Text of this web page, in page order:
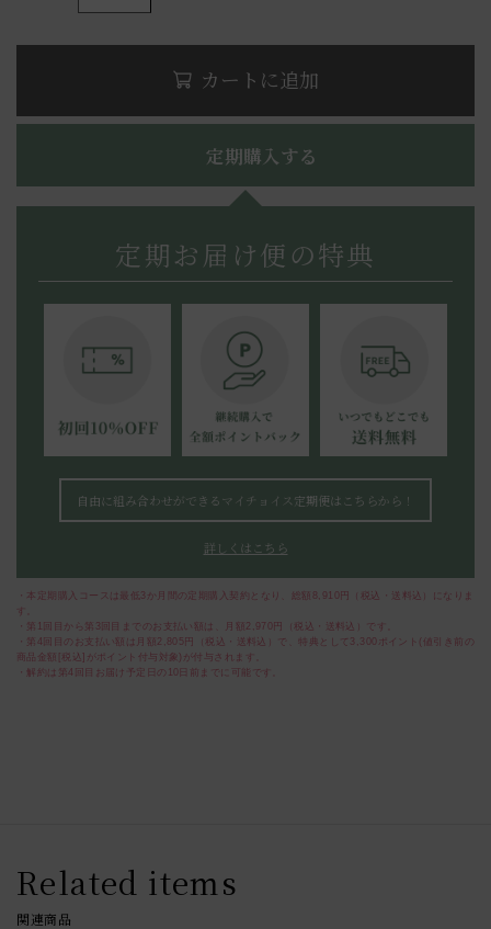
カートに追加
定期購入する
定期お届け便の特典
自由に組み合わせができるマイチョイス定期便はこちらから！
詳しくはこちら
・本定期購入コースは最低3か月間の定期購入契約となり、総額8,910円（税込・送料込）になりま
す。
・第1回目から第3回目までのお支払い額は、月額2,970円（税込・送料込）です。
・第4回目のお支払い額は月額2,805円（税込・送料込）で、特典として3,300ポイント(値引き前の
商品金額[税込]がポイント付与対象)が付与されます。
・解約は第4回目お届け予定日の10日前までに可能です。
Related items
関連商品